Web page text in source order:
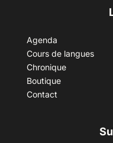
Agenda
Cours de langues
Chronique
Boutique
Contact